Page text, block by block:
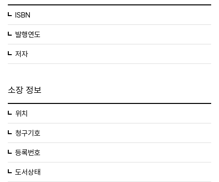
ISBN
발행연도
저자
소장 정보
위치
청구기호
등록번호
도서상태